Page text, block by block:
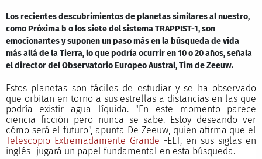
Los recientes descubrimientos de planetas similares al nuestro,
como Próxima b o los siete del sistema TRAPPIST-1, son
emocionantes y suponen un paso más en la búsqueda de vida
más allá de la Tierra, lo que podría ocurrir en 10 o 20 años, señala
el director del Observatorio Europeo Austral, Tim de Zeeuw.
Estos planetas son fáciles de estudiar y se ha observado
que orbitan en torno a sus estrellas a distancias en las que
podría existir agua líquida. "En este momento parece
ciencia ficción pero nunca se sabe. Estoy deseando ver
cómo será el futuro", apunta De Zeeuw, quien afirma que el
Telescopio Extremadamente Grande -ELT, en sus siglas en
inglés- jugará un papel fundamental en esta búsqueda.